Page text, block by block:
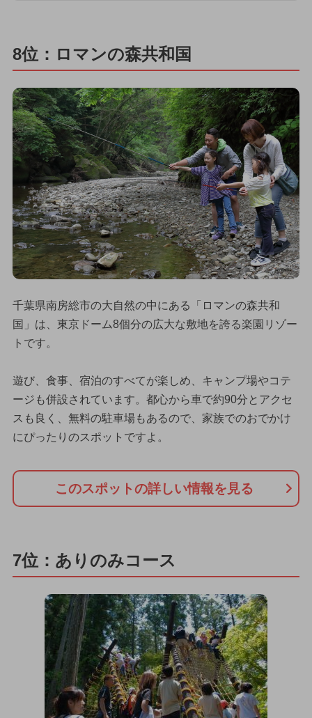
8位：ロマンの森共和国
千葉県南房総市の大自然の中にある「ロマンの森共和
国」は、東京ドーム8個分の広大な敷地を誇る楽園リゾー
トです。
遊び、食事、宿泊のすべてが楽しめ、キャンプ場やコテ
ージも併設されています。都心から車で約90分とアクセ
スも良く、無料の駐車場もあるので、家族でのおでかけ
にぴったりのスポットですよ。
このスポットの詳しい情報を見る
7位：ありのみコース